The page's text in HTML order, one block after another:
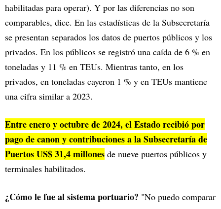
habilitadas para operar). Y por las diferencias no son
comparables, dice. En las estadísticas de la Subsecretaría
se presentan separados los datos de puertos públicos y los
privados. En los públicos se registró una caída de 6 % en
toneladas y 11 % en TEUs. Mientras tanto, en los
privados, en toneladas cayeron 1 % y en TEUs mantiene
una cifra similar a 2023.
Entre enero y octubre de 2024, el Estado recibió por
pago de canon y contribuciones a la Subsecretaría de
Puertos US$ 31,4 millones de nueve puertos públicos y
terminales habilitados.
¿Cómo le fue al sistema portuario? "No puedo comparar